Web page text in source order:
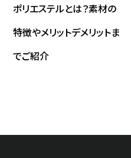
ポリエステルとは？素材の
特徴やメリットデメリットま
でご紹介